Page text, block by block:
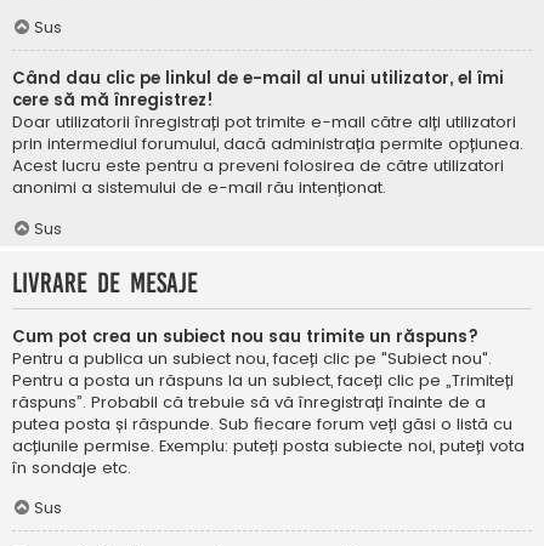
Sus
Când dau clic pe linkul de e-mail al unui utilizator, el îmi
cere să mă înregistrez!
Doar utilizatorii înregistrați pot trimite e-mail către alți utilizatori
prin intermediul forumului, dacă administrația permite opțiunea.
Acest lucru este pentru a preveni folosirea de către utilizatori
anonimi a sistemului de e-mail rău intenționat.
Sus
Livrare de mesaje
Cum pot crea un subiect nou sau trimite un răspuns?
Pentru a publica un subiect nou, faceți clic pe "Subiect nou".
Pentru a posta un răspuns la un subiect, faceți clic pe „Trimiteți
răspuns”. Probabil că trebuie să vă înregistrați înainte de a
putea posta și răspunde. Sub fiecare forum veți găsi o listă cu
acțiunile permise. Exemplu: puteți posta subiecte noi, puteți vota
în sondaje etc.
Sus